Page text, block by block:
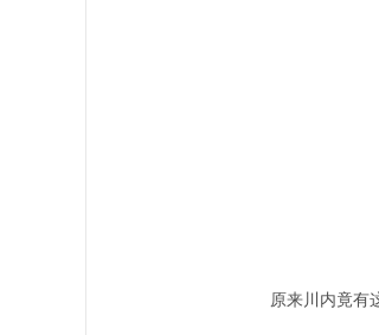
原来川内竟有